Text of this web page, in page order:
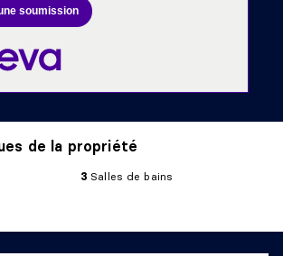
soumission
de la propriété
3 Salles de bains